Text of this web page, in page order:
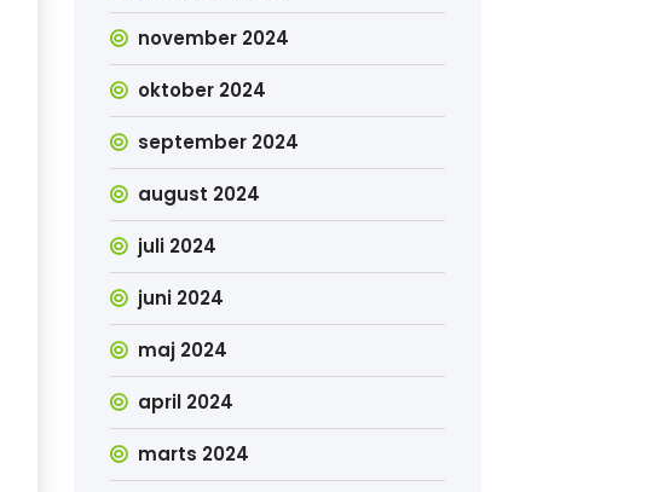
november 2024
oktober 2024
september 2024
august 2024
juli 2024
juni 2024
maj 2024
april 2024
marts 2024